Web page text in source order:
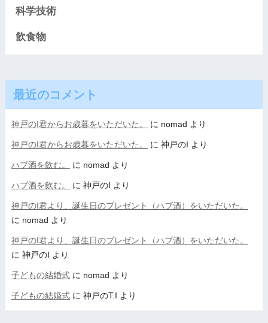
科学技術
飲食物
最近のコメント
神戸のI君からお歳暮をいただいた。 に nomad より
神戸のI君からお歳暮をいただいた。 に 神戸のI より
ハブ酒を飲む。 に nomad より
ハブ酒を飲む。 に 神戸のI より
神戸のI君より、誕生日のプレゼント（ハブ酒）をいただいた。
に nomad より
神戸のI君より、誕生日のプレゼント（ハブ酒）をいただいた。
に 神戸のI より
子どもの結婚式に nomad より
子どもの結婚式に 神戸のT.I より